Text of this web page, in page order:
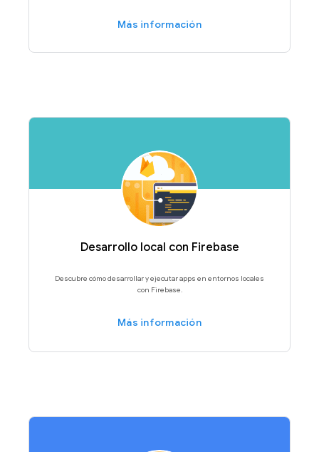
Más información
Desarrollo local con Firebase
Descubre cómo desarrollar y ejecutar apps en entornos locales
con Firebase.
Más información